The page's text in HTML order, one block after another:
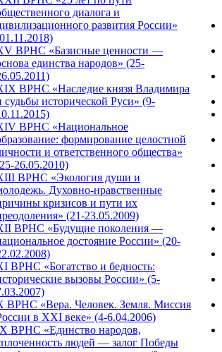
диалога и
развития России»
ВРНС «Базисные ценности —
единства народов» (25-
ВРНС «Наследие князя Владимира
судьбы исторической Руси» (9-
ВРНС «Национальное
формирование целостной
и ответственного общества»
26.05.2010)
ВРНС «Экология души и
Духовно-нравственные
кризисов и пути их
(21-23.05.2009)
ВРНС «Будущие поколения —
достояние России» (20-
ВРНС «Богатство и бедность:
вызовы России» (5-
ВРНС «Вера. Человек. Земля. Миссия
в XXI веке» (4-6.04.2006)
ВРНС «Единство народов,
людей — залог Победы